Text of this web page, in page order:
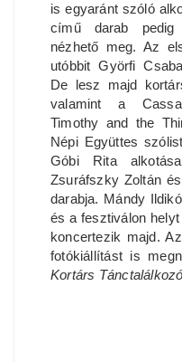
is egyaránt szóló
című darab pedig
nézhető meg. Az
utóbbit Györfi
De lesz majd
valamint a
Timothy and the
Népi Együttes
Góbi Rita
Zsuráfszky Zoltán
darabja. Mándy
és a fesztiválon
koncertezik majd.
fotókiállítást is
Kortárs Tánctalálkozó